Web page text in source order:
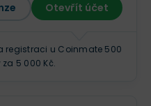
Otevřít účet
registraci u Coinmate 500
5 000 Kč.